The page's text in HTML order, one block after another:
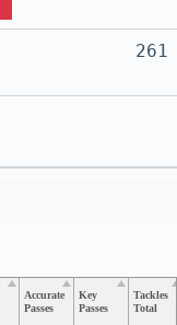
261
Accurate
Passes
Key
Passes
Tackles
Total